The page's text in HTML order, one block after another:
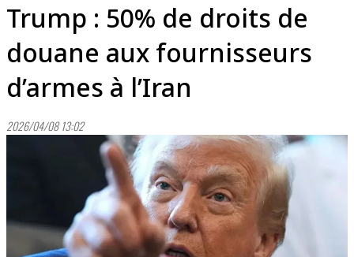
Trump : 50% de droits de
douane aux fournisseurs
d’armes à l’Iran
2026/04/08 13:02